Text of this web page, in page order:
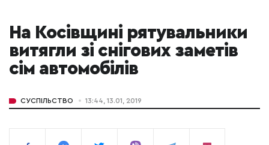
На Косівщині рятувальники
витягли зі снігових заметів
сім автомобілів
СУСПІЛЬСТВО 13:44, 13.01, 2019